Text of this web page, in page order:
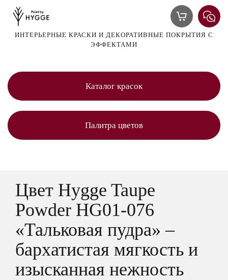
ИНТЕРЬЕРНЫЕ КРАСКИ И ДЕКОРАТИВНЫЕ ПОКРЫТИЯ С
ЭФФЕКТАМИ
Каталог красок
Палитра цветов
Цвет Hygge Taupe
Powder HG01-076
«Тальковая пудра» –
бархатистая мягкость и
изысканная нежность